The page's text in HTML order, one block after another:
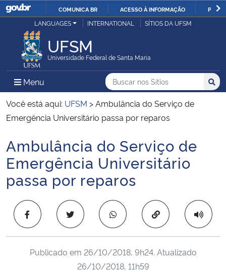
IR
COMUNICA BR ACESSO À INFORMAÇÃO
Ministério da Justiça e Segurança Pública
Ministério da Defesa
Ministério das Relações Exteriores
Ministério da Infraestrutura
Ministério da Agricultura, Pecuária e Abastecimento
Ministério da Educação
LANGUAGES INTERNATIONAL SÍTIOS DA UFSM
UFSM
Universidade Federal de Santa Maria
Menu Menu Principal do Sítio
Busca
Buscar no nos Sítios
Busca:
Você está aqui: UFSM >Ambulância do Serviço de
Emergência Universitário passa por reparos
Início do conteúdo
Ambulância do Serviço de
Emergência Universitário
passa por reparos
Copiar para área
Publicado em 26/10/2018, 9h24. Atualizado
26/10/2018, 11h59